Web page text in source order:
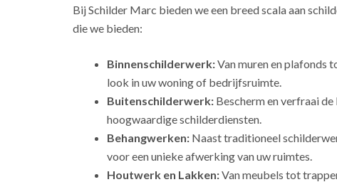
Bij Schilder Marc bieden we een breed scala aan
die we bieden:
Binnenschilderwerk:Van muren en plafonds
look in uw woning of bedrijfsruimte.
Buitenschilderwerk: Bescherm en verfraai
hoogwaardige schilderdiensten.
Behangwerken: Naast traditioneel
voor een unieke afwerking van uw ruimtes.
Houtwerk en Lakken:Van meubels tot